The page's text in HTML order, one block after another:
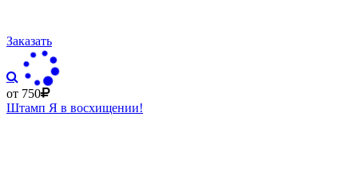
Заказать
от 750
Штамп Я в восхищении!